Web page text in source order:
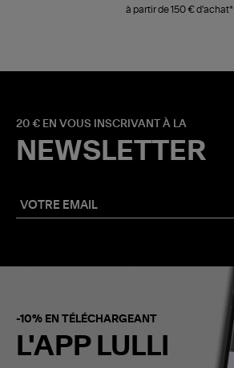
à partir de 150 € d'achat*
20 € EN VOUS INSCRIVANT À LA
NEWSLETTER
-10% EN TÉLÉCHARGEANT
L'APP LULLI